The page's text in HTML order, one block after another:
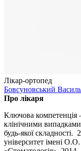
Лікар-ортопед
Бовсуновський
Про лікаря
Ключова компетенція
клінічними
будь-якої
університет імені